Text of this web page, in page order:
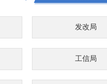
发改局
工信局